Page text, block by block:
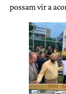
possam vir a